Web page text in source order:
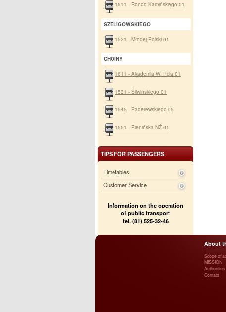
1511 - Rondo Kamińskiego 01
SZELIGOWSKIEGO
1521 - Młodej Polski 01
CHOINY
1611 - Akademia W. Pola 01
1531 - Śliwińskiego 01
1545 - Paderewskiego 05
1551 - Pienińska NŻ 01
TIPS FOR PASSENGERS
Timetables
Customer Service
Information on the operation
of public transport
tel. (81) 525-32-46
About
Scope of
MISSION
Authorities
Contact